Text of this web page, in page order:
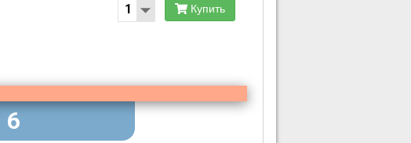
Купить
6